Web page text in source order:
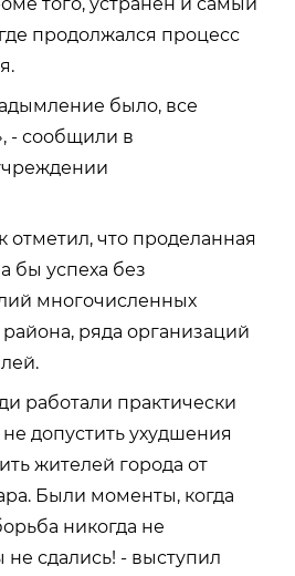
продолжался процесс
было, все
- сообщили в
отметил, что проделанная
бы успеха без
многочисленных
ряда организаций
работали практически
допустить ухудшения
жителей города от
Были моменты, когда
никогда не
сдались! - выступил